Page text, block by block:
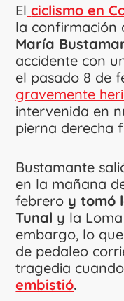
El ciclismo en
la confirmación
María
accidente con
el pasado 8 de
gravemente
intervenida en
pierna derecha
Bustamante
en la mañana
febrero y tomó
Tunal y la Loma
embargo, lo
de pedaleo
tragedia cuando
embistió.